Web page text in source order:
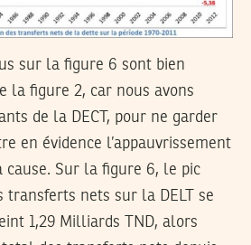
sur la figure 6 sont bien
la figure 2, car nous avons
de la DECT, pour ne garder
en évidence l’appauvrissement
Sur la figure 6, le pic
transferts nets sur la DELT se
1,29 Milliards TND, alors